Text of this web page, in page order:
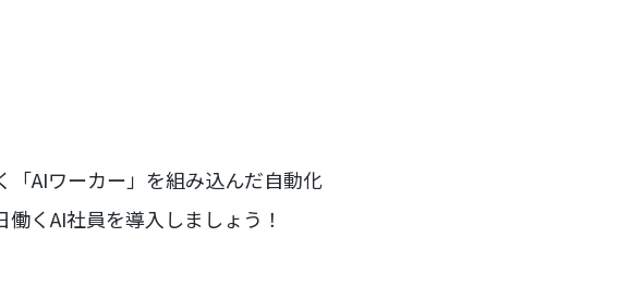
AIワーカー」を組み込んだ自動化
くAI社員を導入しましょう！